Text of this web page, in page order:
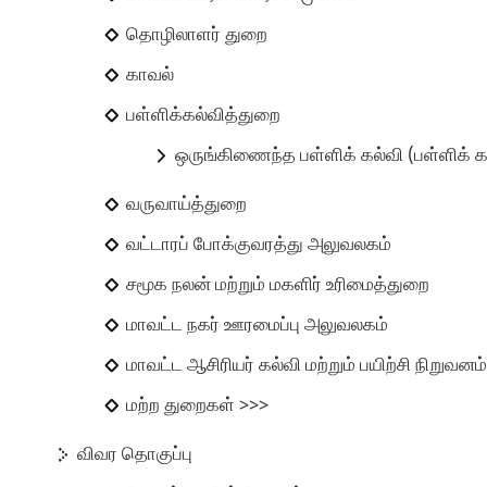
தொழிலாளர் துறை
காவல்
பள்ளிக்கல்வித்துறை
ஒருங்கிணைந்த பள்ளிக் கல்வி (பள்ளிக்
வருவாய்த்துறை
வட்டாரப் போக்குவரத்து அலுவலகம்
சமூக நலன் மற்றும் மகளிர் உரிமைத்துறை
மாவட்ட நகர் ஊரமைப்பு அலுவலகம்
மாவட்ட ஆசிரியர் கல்வி மற்றும் பயிற்சி நிறுவனம்
மற்ற துறைகள் >>>
விவர தொகுப்பு